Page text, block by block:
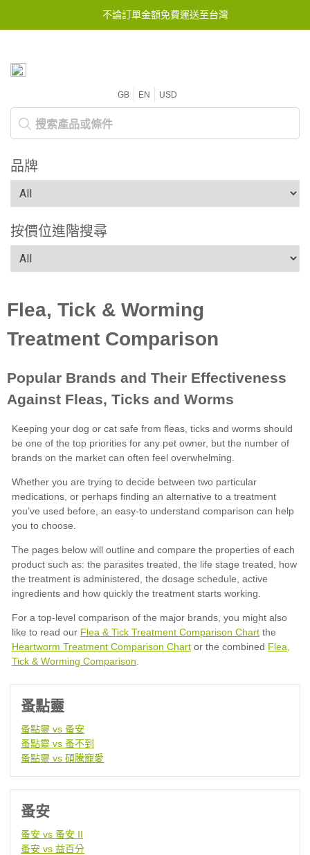
不論訂單金額免費運送至台灣
GB EN USD
品牌
按價位進階搜尋
Flea & Tick Treatment Comparison Chart
Heartworm Treatment Comparison Chart
Flea,
Tick & Worming Comparison
蚤點靈
蚤點靈 vs 蚤安
蚤點靈 vs 蚤不到
蚤點靈 vs 碩騰寵愛
蚤安
蚤安 vs 蚤安 II
蚤安 vs 益百分